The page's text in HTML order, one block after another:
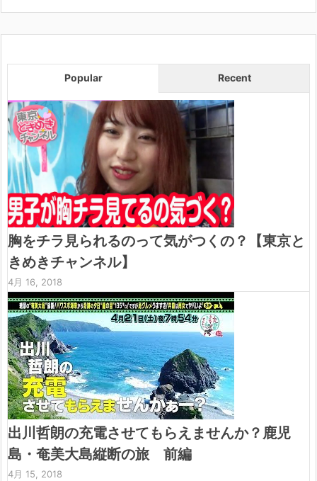
Popular Recent
胸をチラ見られるのって気がつくの？【東京と
きめきチャンネル】
4月 16, 2018
出川哲朗の充電させてもらえませんか？鹿児
島・奄美大島縦断の旅 前編
4月 15, 2018